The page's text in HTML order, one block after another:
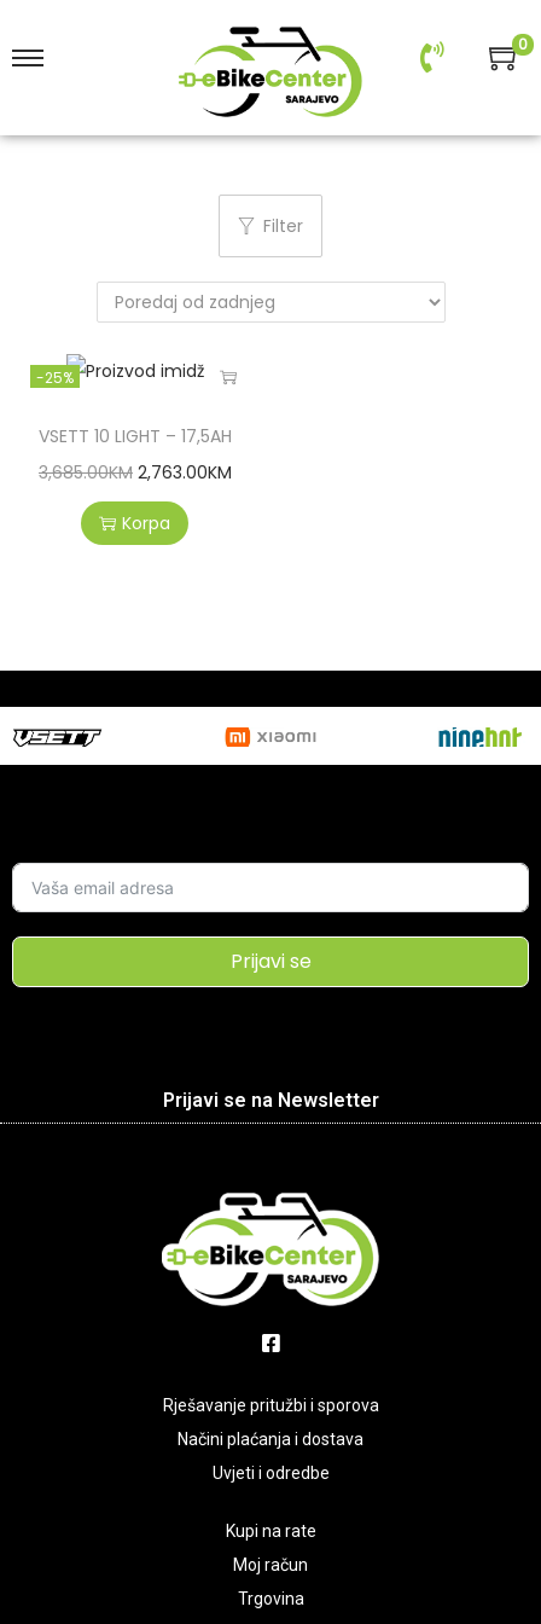
0
Filter
-25%
VSETT 10 LIGHT – 17,5AH
3,685.00KM 2,763.00KM
Korpa
Prijavi se
Prijavi se na Newsletter
Rješavanje pritužbi i sporova
Načini plaćanja i dostava
Uvjeti i odredbe
Kupi na rate
Moj račun
Trgovina